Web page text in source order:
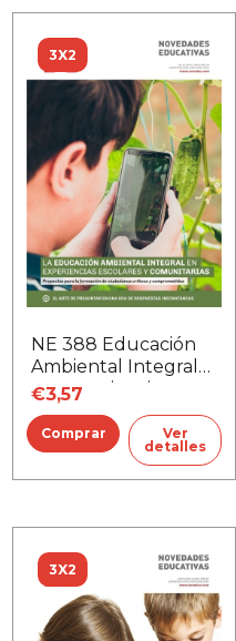
3X2
NE 388 Educación
Ambiental Integral
en experiencias
escolares y
comunitarias
€3,57
Ver
detalles
3X2